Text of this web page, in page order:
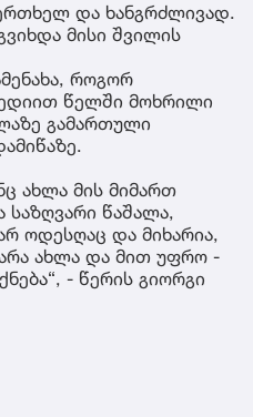
ერთხელ და ხანგრძლივად.
მისი შვილის
როგორ
წელში მოხრილი
გამართული
ახლა მის მიმართ
საზღვარი წაშალა,
ოდესღაც და მიხარია,
ახლა და მით უფრო -
- წერის გიორგი